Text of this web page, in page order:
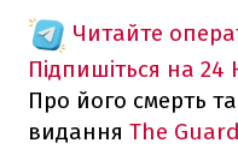
Читайте
Підпишіться на
Про його смерть
видання The